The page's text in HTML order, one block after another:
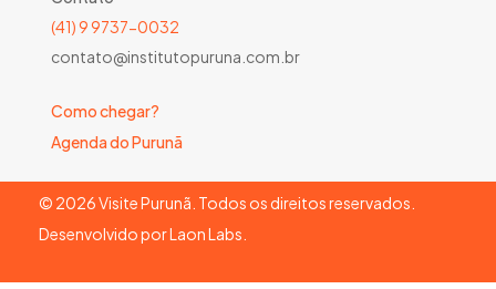
(41) 9 9737-0032
contato@institutopuruna.com.br
Como chegar?
Agenda do Purunã
© 2026Visite Purunã. Todos os direitos reservados.
Desenvolvido porLaon Labs